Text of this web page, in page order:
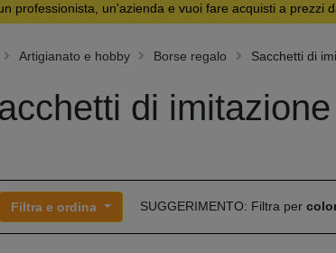
professionista, un'azienda e vuoi fare acquisti a prezzi
Artigianato e hobby Borse regalo Sacchetti di
di
Filtra e ordina SUGGERIMENTO: Filtra per